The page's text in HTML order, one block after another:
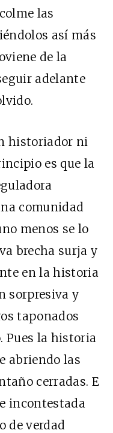
las
así más
de la
adelante
historiador ni
es que la
comunidad
menos se lo
brecha surja y
en la historia
sorpresiva y
taponados
Pues la historia
abriendo las
cerradas. E
incontestada
de verdad